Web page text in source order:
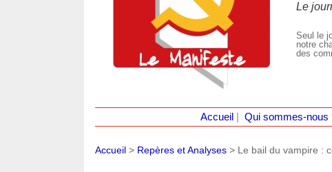
Le
Seul le
notre
des
Accueil Qui sommes-nous
Accueil > Repères et Analyses > Le bail du vampire :